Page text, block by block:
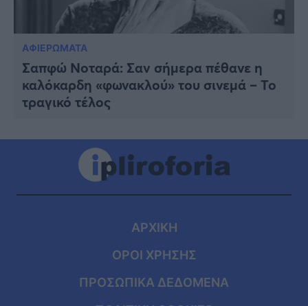
ΑΦΙΕΡΩΜΑΤΑ
Σαπφώ Νοταρά: Σαν σήμερα πέθανε η
καλόκαρδη «φωνακλού» του σινεμά – Το
τραγικό τέλος
ΑΡΧΙΚΗ
ΟΡΟΙ ΧΡΗΣΗΣ
ΠΡΟΣΩΠΙΚΑ ΔΕΔΟΜΕΝΑ